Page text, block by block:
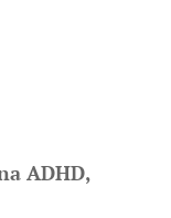
ADHD,